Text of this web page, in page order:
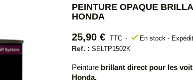
PEINTURE OPAQUE
HONDA
25,90 € TTC check En stock -
Ref. : SELTP1502K
Peinture brillant direct pour les
Honda.